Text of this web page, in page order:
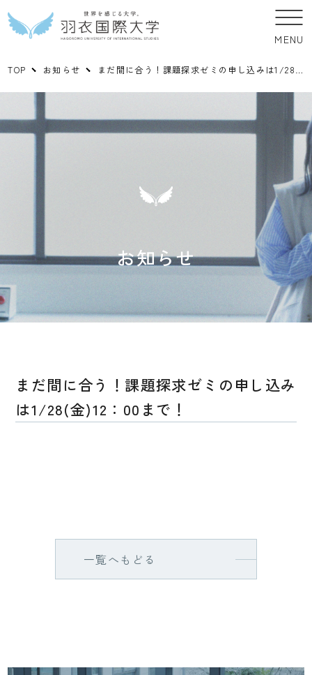
MENU
TOP お知らせ まだ間に合う！課題探求ゼミの申し込みは1/28(金)12：00まで！
お知らせ
まだ間に合う！課題探求ゼミの申し込み
は1/28(金)12：00まで！
一覧へもどる